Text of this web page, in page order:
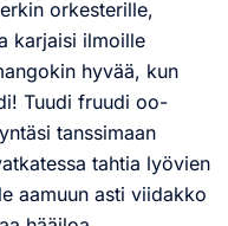
orkesterille,
karjaisi ilmoille
hyvää, kun
Tuudi fruudi oo-
tanssimaan
tahtia lyövien
aamuun asti viidakko